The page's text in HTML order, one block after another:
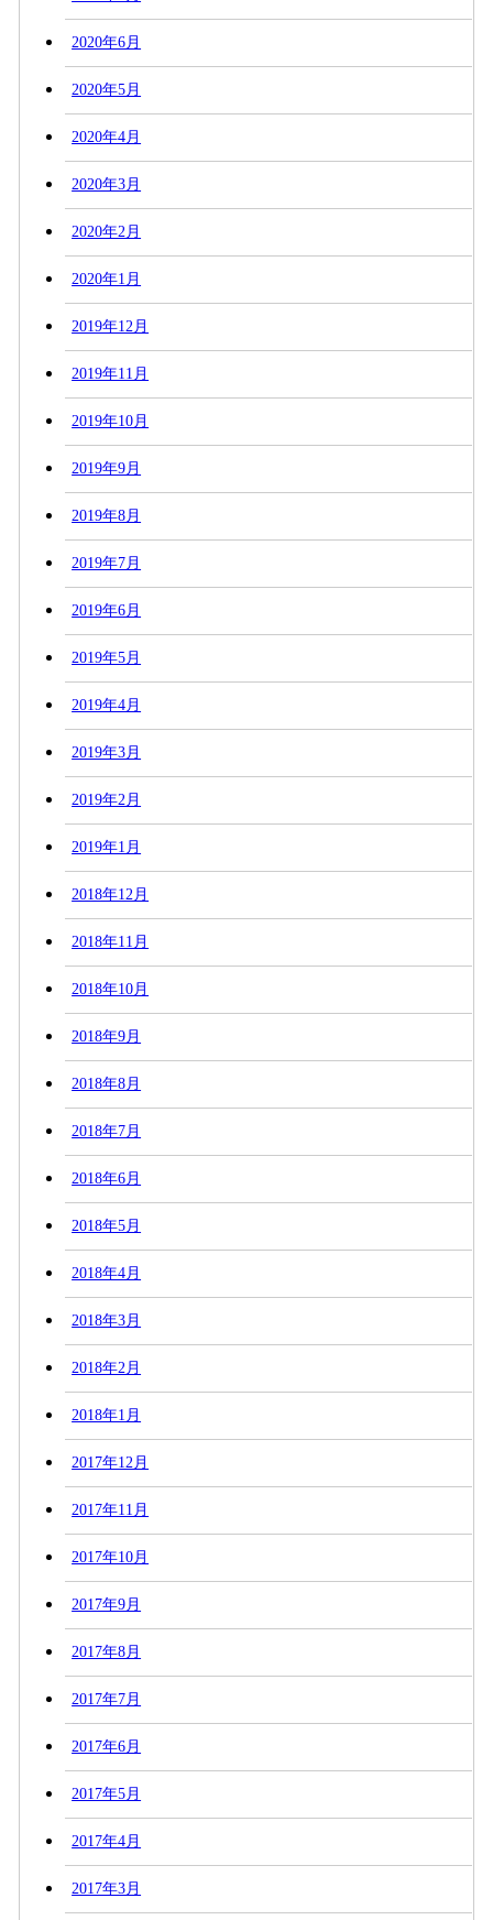
2020年6月
2020年5月
2020年4月
2020年3月
2020年2月
2020年1月
2019年12月
2019年11月
2019年10月
2019年9月
2019年8月
2019年7月
2019年6月
2019年5月
2019年4月
2019年3月
2019年2月
2019年1月
2018年12月
2018年11月
2018年10月
2018年9月
2018年8月
2018年7月
2018年6月
2018年5月
2018年4月
2018年3月
2018年2月
2018年1月
2017年12月
2017年11月
2017年10月
2017年9月
2017年8月
2017年7月
2017年6月
2017年5月
2017年4月
2017年3月